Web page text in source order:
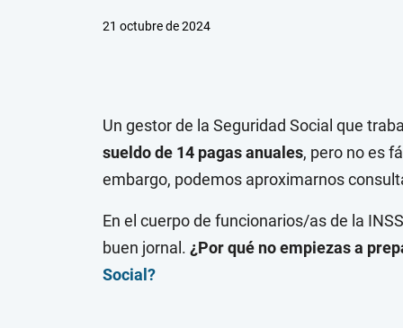
21 octubre de 2024
Un gestor de la Seguridad Social que
sueldo de 14 pagas anuales, pero no es
embargo, podemos aproximarnos
En el cuerpo de funcionarios/as de la
buen jornal. ¿Por qué no empiezas a
Social?